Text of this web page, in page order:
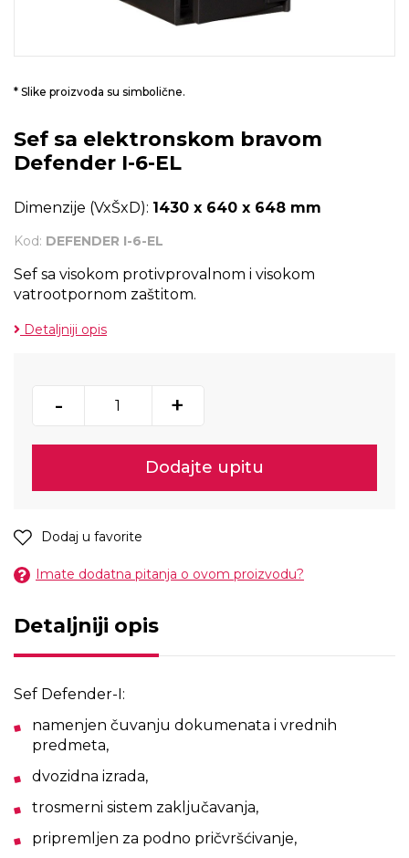
* Slike proizvoda su simbolične.
Sef sa elektronskom bravom
Defender I-6-EL
Dimenzije (VxŠxD): 1430 x 640 x 648 mm
Kod: DEFENDER I-6-EL
Sef sa visokom protivprovalnom i visokom
vatrootpornom zaštitom.
Detaljniji opis
- +
Dodajte upitu
Dodaj u favorite
Imate dodatna pitanja o ovom proizvodu?
Detaljniji opis
Sef Defender-I:
namenjen čuvanju dokumenata i vrednih
predmeta,
dvozidna izrada,
trosmerni sistem zaključavanja,
pripremljen za podno pričvršćivanje,